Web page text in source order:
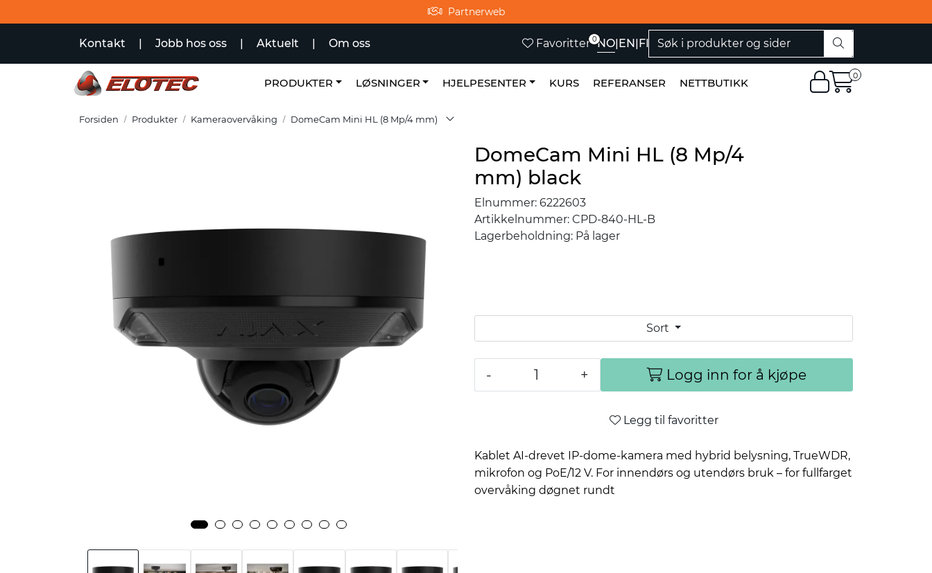
Partnerweb
Kontakt | Jobb hos oss | Aktuelt | Om oss 0
Favoritter NO|EN|FI
PRODUKTER LØSNINGER HJELPESENTER KURS REFERANSER NETTBUTIKK
0
Forsiden Produkter Kameraovervåking DomeCam Mini HL (8 Mp/4 mm)
DomeCam Mini HL (8 Mp/4
mm) black
Elnummer: 6222603
Artikkelnummer: CPD-840-HL-B
Lagerbeholdning: På lager
Sort
- + Logg inn for å kjøpe
Legg til favoritter
Kablet AI-drevet IP-dome-kamera med hybrid belysning, TrueWDR,
mikrofon og PoE/12 V. For innendørs og utendørs bruk – for fullfarget
overvåking døgnet rundt